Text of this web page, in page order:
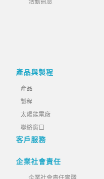
活動訊息
產品與製程
產品
製程
太陽能電廠
聯絡窗口
客戶服務
企業社會責任